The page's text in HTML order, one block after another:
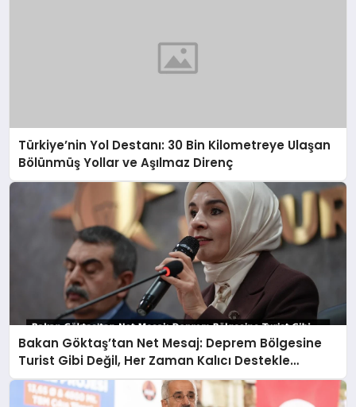
Türkiye’nin Yol Destanı: 30 Bin Kilometreye Ulaşan
Bölünmüş Yollar ve Aşılmaz Direnç
Bakan Göktaş’tan Net Mesaj: Deprem Bölgesine
Turist Gibi Değil, Her Zaman Kalıcı Destekle
Gidiyoruz!